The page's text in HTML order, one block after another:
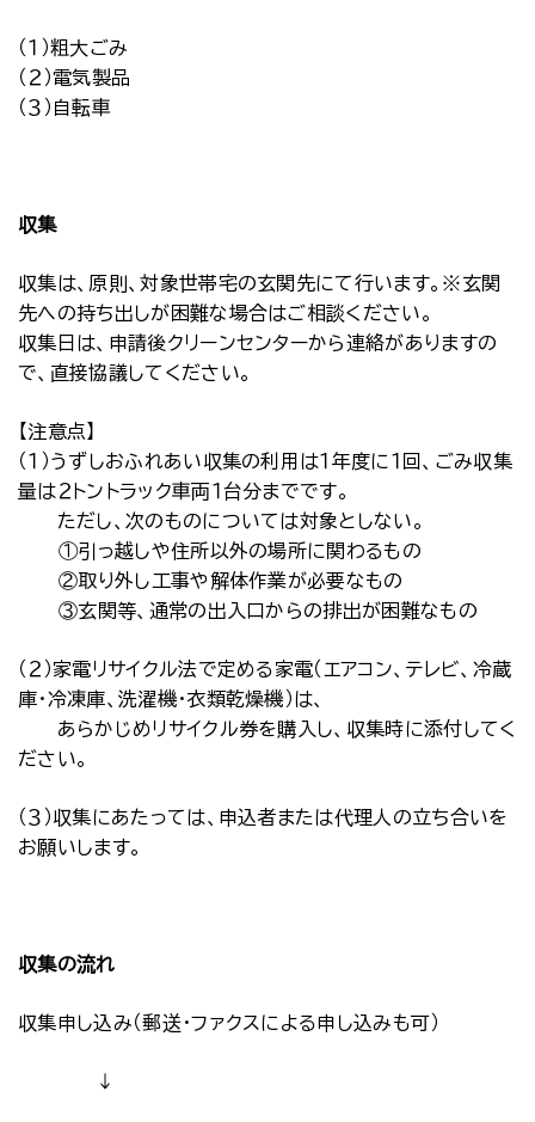
（１）粗大ごみ
（２）電気製品
（３）自転車
収集
収集は、原則、対象世帯宅の玄関先にて行います。※玄関
先への持ち出しが困難な場合はご相談ください。
収集日は、申請後クリーンセンターから連絡がありますの
で、直接協議してください。
【注意点】
（１）うずしおふれあい収集の利用は１年度に１回、ごみ収集
量は２トントラック車両１台分までです。
ただし、次のものについては対象としない。
①引っ越しや住所以外の場所に関わるもの
②取り外し工事や解体作業が必要なもの
③玄関等、通常の出入口からの排出が困難なもの
（２）家電リサイクル法で定める家電（エアコン、テレビ、冷蔵
庫・冷凍庫、洗濯機・衣類乾燥機）は、
あらかじめリサイクル券を購入し、収集時に添付してく
ださい。
（３）収集にあたっては、申込者または代理人の立ち合いを
お願いします。
収集の流れ
収集申し込み（郵送・ファクスによる申し込みも可）
↓